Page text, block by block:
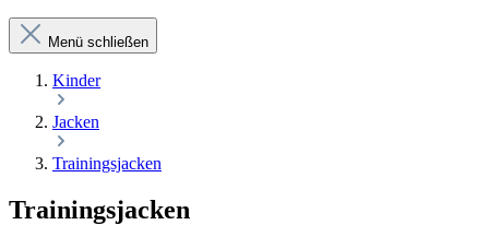
Menü schließen
Kinder
Jacken
Trainingsjacken
Trainingsjacken